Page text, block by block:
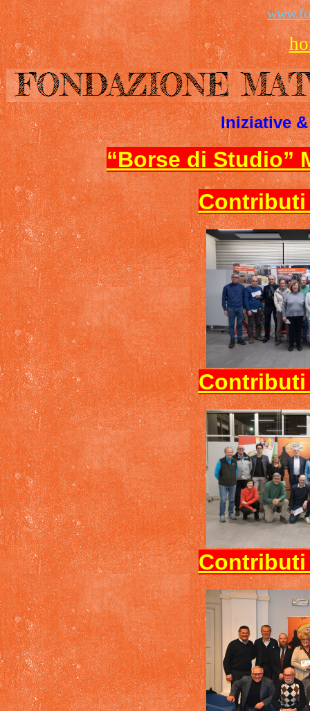
Iniziative
“Borse di Studio”
Contributi
Contributi
Contributi